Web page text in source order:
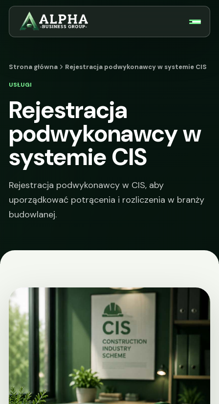
Strona główna Rejestracja podwykonawcy w systemie CIS
USŁUGI
Rejestracja
podwykonawcy w
systemie CIS
Rejestracja podwykonawcy w CIS, aby
uporządkować potrącenia i rozliczenia w branży
budowlanej.